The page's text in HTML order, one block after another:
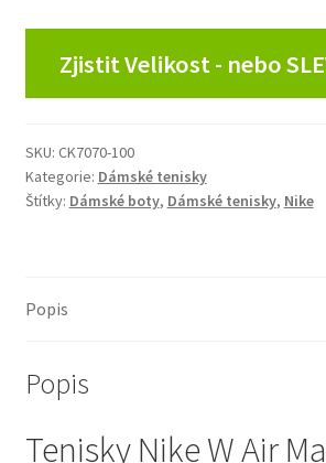
Zjistit Velikost - nebo
SKU: CK7070-100
Kategorie: Dámské tenisky
Štítky: Dámské boty, Dámské tenisky, Nike
Popis
Popis
Tenisky Nike W Air